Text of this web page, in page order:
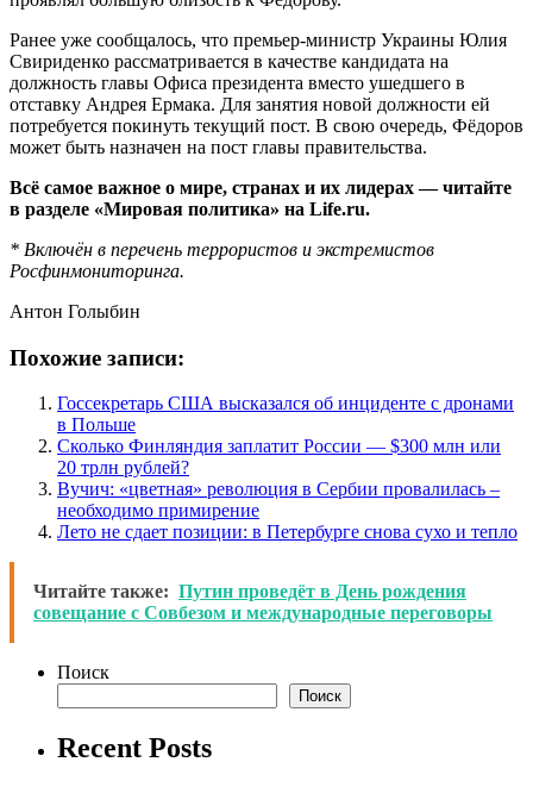
Ранее уже сообщалось, что премьер-министр Украины Юлия
Свириденко рассматривается в качестве кандидата на
должность главы Офиса президента вместо ушедшего в
отставку Андрея Ермака. Для занятия новой должности ей
потребуется покинуть текущий пост. В свою очередь, Фёдоров
может быть назначен на пост главы правительства.
Всё самое важное о мире, странах и их лидерах — читайте
в разделе «Мировая политика» на Life.ru.
* Включён в перечень террористов и экстремистов
Росфинмониторинга.
Антон Голыбин
Похожие записи:
Госсекретарь США высказался об инциденте с дронами
в Польше
Сколько Финляндия заплатит России — $300 млн или
20 трлн рублей?
Вучич: «цветная» революция в Сербии провалилась –
необходимо примирение
Лето не сдает позиции: в Петербурге снова сухо и тепло
Читайте также: Путин проведёт в День рождения
совещание с Совбезом и международные переговоры
Поиск
Поиск
Recent Posts